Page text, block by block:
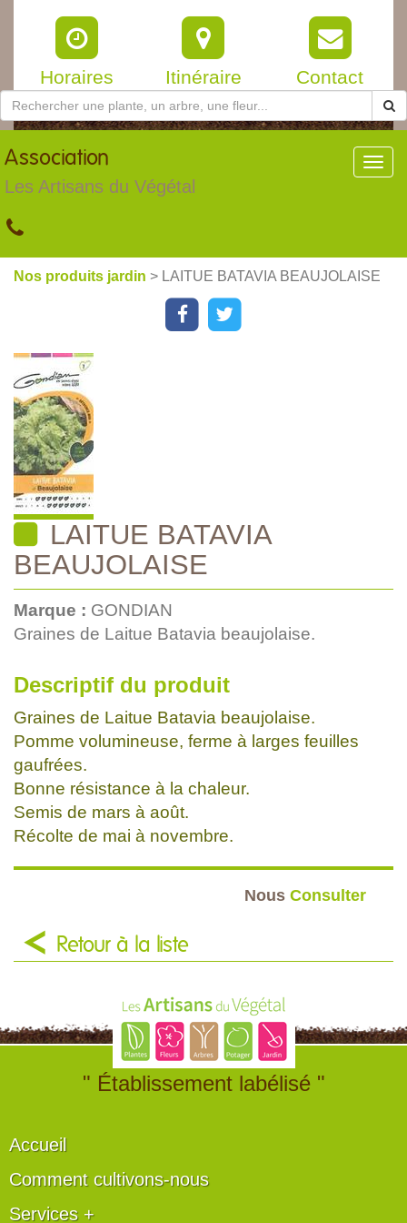
Horaires Itinéraire Contact
Association
Les Artisans du Végétal
Nos produits jardin > LAITUE BATAVIA BEAUJOLAISE
LAITUE BATAVIA
BEAUJOLAISE
Marque : GONDIAN
Graines de Laitue Batavia beaujolaise.
Descriptif du produit
Graines de Laitue Batavia beaujolaise.
Pomme volumineuse, ferme à larges feuilles
gaufrées.
Bonne résistance à la chaleur.
Semis de mars à août.
Récolte de mai à novembre.
Nous Consulter
Retour à la liste
" Établissement labélisé "
Accueil
Comment cultivons-nous
Services +